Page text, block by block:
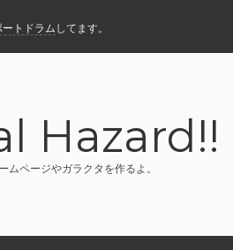
ートドラムしてます。
Hazard!!
ムページやガラクタを作るよ。